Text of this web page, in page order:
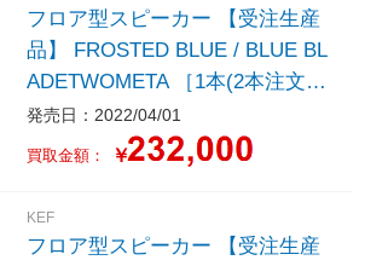
フロア型スピーカー 【受注生産
品】 FROSTED BLUE / BLUE BL
ADETWOMETA ［1本(2本注文の
み受付)］
発売日：2022/04/01
買取金額： ￥
KEF
フロア型スピーカー 【受注生産